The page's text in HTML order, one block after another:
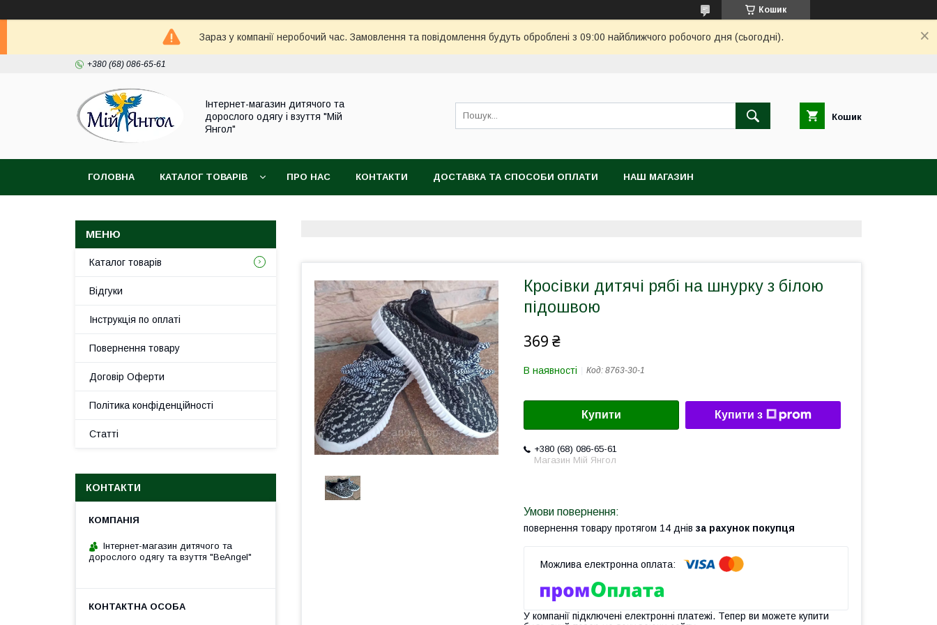
Кошик
Зараз у компанії неробочий час. Замовлення та повідомлення будуть оброблені з 09:00 найближчого робочого дня (сьогодні).
+380 (68) 086-65-61
Інтернет-магазин дитячого та
дорослого одягу і взуття "Мій
Янгол"
Кошик
ГОЛОВНА КАТАЛОГ ТОВАРІВ ПРО НАС КОНТАКТИ ДОСТАВКА ТА СПОСОБИ ОПЛАТИ НАШ МАГАЗИН
Кросівки дитячі рябі на шнурку з білою
підошвою
369 ₴
В наявності Код: 8763-30-1
Купити Купити з
+380 (68) 086-65-61
Магазин Мій Янгол
повернення товару протягом 14 днів за рахунок покупця
У компанії підключені електронні платежі. Тепер ви можете купити
Каталог товарів
Відгуки
Інструкція по оплаті
Повернення товару
Договір Оферти
Політика конфіденційності
Статті
КОНТАКТИ
Інтернет-магазин дитячого та
дорослого одягу та взуття "BeAngel"